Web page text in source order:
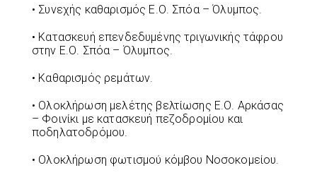
• Συνεχής καθαρισμός Ε.Ο. Σπόα – Όλυμπος.
• Κατασκευή επενδεδυμένης τριγωνικής τάφρου
στην Ε.Ο. Σπόα – Όλυμπος.
• Καθαρισμός ρεμάτων.
• Ολοκλήρωση μελέτης βελτίωσης Ε.Ο. Αρκάσας
– Φοινίκι με κατασκευή πεζοδρομίου και
ποδηλατοδρόμου.
• Ολοκλήρωση φωτισμού κόμβου Νοσοκομείου.